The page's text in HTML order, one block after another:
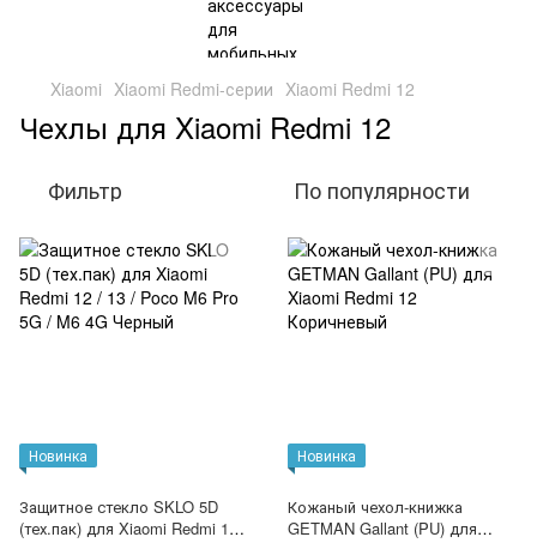
Xiaomi Xiaomi Redmi-серии Xiaomi Redmi 12
Чехлы для Xiaomi Redmi 12
Фильтр По популярности
Новинка
Защитное стекло SKLO 5D
(тех.пак) для Xiaomi Redmi 12 /
Новинка
Кожаный чехол-книжка
GETMAN Gallant (PU) для